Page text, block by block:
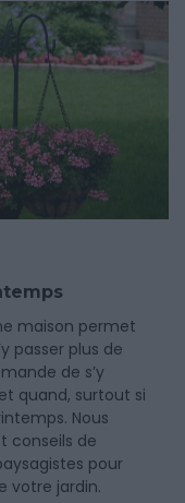
maison permet
passer plus de
de s’y
quand, surtout si
Nous
conseils de
pour
votre jardin.